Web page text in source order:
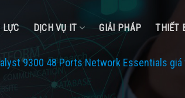
LỰC DỊCH VỤ IT GIẢI PHÁP THIẾT
9300 48 Ports Network Essentials